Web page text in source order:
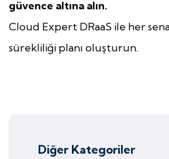
güvence altına alın.
Cloud Expert DRaaS ile her
sürekliliği planı oluşturun.
Diğer Kategoriler